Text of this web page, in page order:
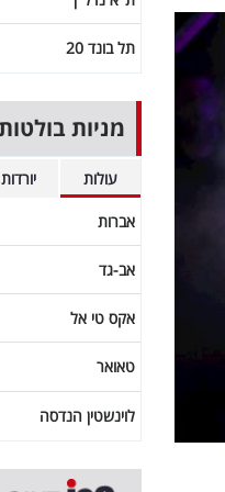
תל בונד 20
מניות
עולות יורדות
אברות
אב-גד
אקס טי אל
טאואר
לוינשטין הנדסה